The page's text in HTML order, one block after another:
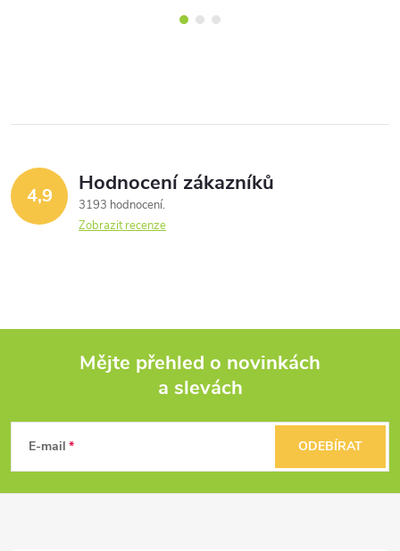
4,9 Hodnocení zákazníků
3193 hodnocení
Zobrazit recenze
p
Mějte přehled o novinkách
a slevách
E-mail ODEBÍRAT